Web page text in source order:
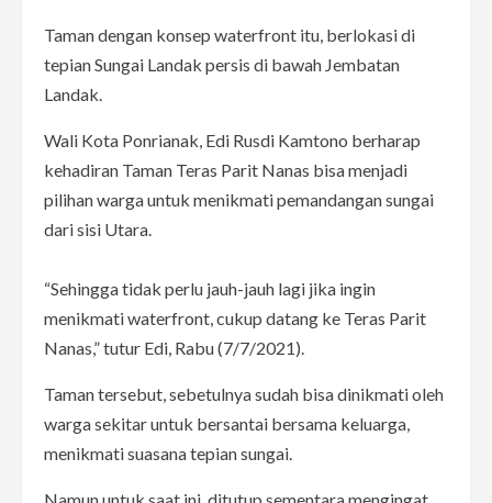
Taman dengan konsep waterfront itu, berlokasi di
tepian Sungai Landak persis di bawah Jembatan
Landak.
Wali Kota Ponrianak, Edi Rusdi Kamtono berharap
kehadiran Taman Teras Parit Nanas bisa menjadi
pilihan warga untuk menikmati pemandangan sungai
dari sisi Utara.
“Sehingga tidak perlu jauh-jauh lagi jika ingin
menikmati waterfront, cukup datang ke Teras Parit
Nanas,” tutur Edi, Rabu (7/7/2021).
Taman tersebut, sebetulnya sudah bisa dinikmati oleh
warga sekitar untuk bersantai bersama keluarga,
menikmati suasana tepian sungai.